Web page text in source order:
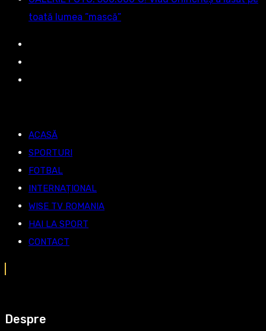
toată lumea ”mască”
ACASĂ
SPORTURI
FOTBAL
INTERNAȚIONAL
WISE TV ROMANIA
HAI LA SPORT
CONTACT
Despre